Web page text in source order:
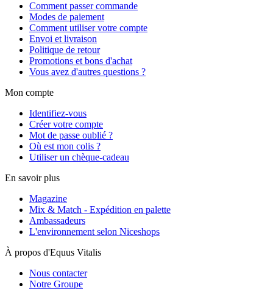
Comment passer commande
Modes de paiement
Comment utiliser votre compte
Envoi et livraison
Politique de retour
Promotions et bons d'achat
Vous avez d'autres questions ?
Mon compte
Identifiez-vous
Créer votre compte
Mot de passe oublié ?
Où est mon colis ?
Utiliser un chèque-cadeau
En savoir plus
Magazine
Mix & Match - Expédition en palette
Ambassadeurs
L'environnement selon Niceshops
À propos d'Equus Vitalis
Nous contacter
Notre Groupe